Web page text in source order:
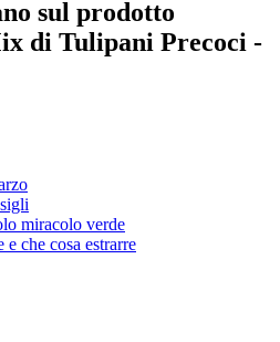
sul prodotto
di Tulipani Precoci -
miracolo verde
che cosa estrarre